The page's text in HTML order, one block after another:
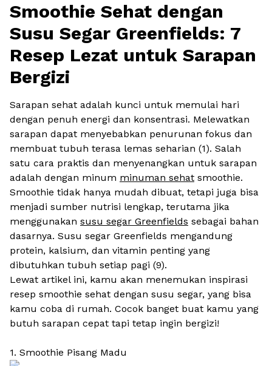
Smoothie Sehat dengan
Susu Segar Greenfields: 7
Resep Lezat untuk Sarapan
Bergizi
Sarapan sehat adalah kunci untuk memulai hari
dengan penuh energi dan konsentrasi. Melewatkan
sarapan dapat menyebabkan penurunan fokus dan
membuat tubuh terasa lemas seharian (1). Salah
satu cara praktis dan menyenangkan untuk sarapan
adalah dengan minum minuman sehat smoothie.
Smoothie tidak hanya mudah dibuat, tetapi juga bisa
menjadi sumber nutrisi lengkap, terutama jika
menggunakan susu segar Greenfields sebagai bahan
dasarnya. Susu segar Greenfields mengandung
protein, kalsium, dan vitamin penting yang
dibutuhkan tubuh setiap pagi (9).
Lewat artikel ini, kamu akan menemukan inspirasi
resep smoothie sehat dengan susu segar, yang bisa
kamu coba di rumah. Cocok banget buat kamu yang
butuh sarapan cepat tapi tetap ingin bergizi!
1. Smoothie Pisang Madu